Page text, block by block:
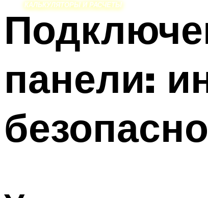
КАЛЬКУЛЯТОРЫ И РАСЧЕТЫ
Меню
панели: